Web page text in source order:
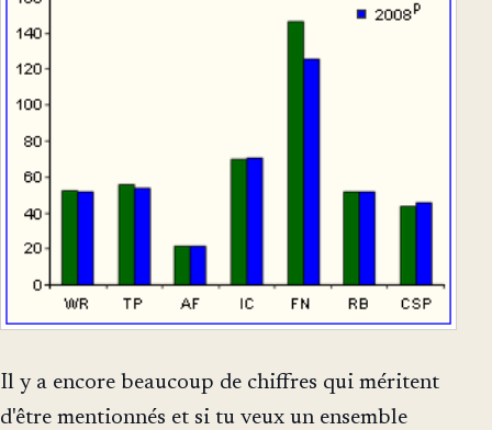
Il y a encore beaucoup de chiffres qui méritent
d'être mentionnés et si tu veux un ensemble